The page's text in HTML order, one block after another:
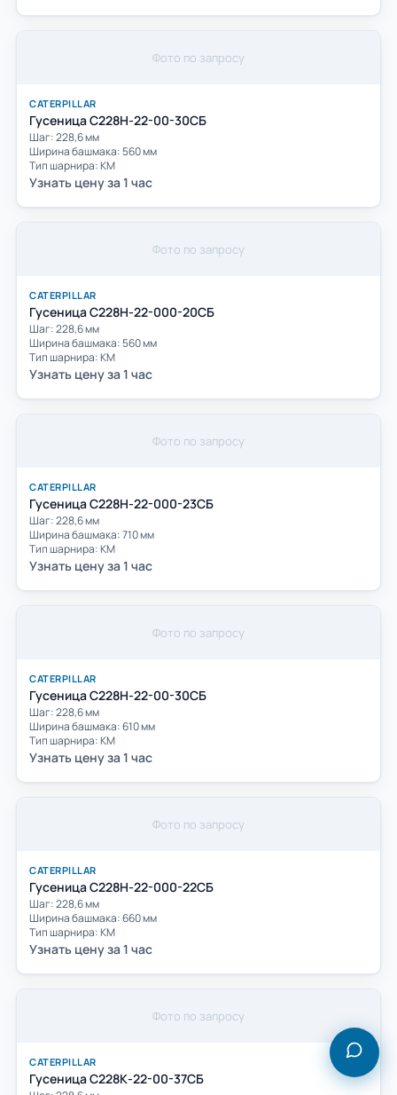
Фото по запросу
CATERPILLAR
Гусеница С228Н-22-00-30СБ
Шаг: 228,6 мм
Ширина башмака: 560 мм
Тип шарнира: КМ
Узнать цену за 1 час
Фото по запросу
CATERPILLAR
Гусеница C228Н-22-000-20СБ
Шаг: 228,6 мм
Ширина башмака: 560 мм
Тип шарнира: КМ
Узнать цену за 1 час
Фото по запросу
CATERPILLAR
Гусеница C228Н-22-000-23СБ
Шаг: 228,6 мм
Ширина башмака: 710 мм
Тип шарнира: КМ
Узнать цену за 1 час
Фото по запросу
CATERPILLAR
Гусеница С228Н-22-00-30СБ
Шаг: 228,6 мм
Ширина башмака: 610 мм
Тип шарнира: КМ
Узнать цену за 1 час
Фото по запросу
CATERPILLAR
Гусеница C228Н-22-000-22СБ
Шаг: 228,6 мм
Ширина башмака: 660 мм
Тип шарнира: КМ
Узнать цену за 1 час
Фото по запросу
CATERPILLAR
Гусеница С228К-22-00-37СБ